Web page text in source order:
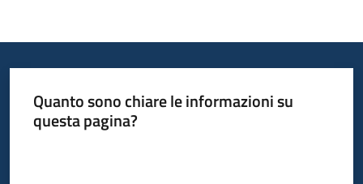
Quanto sono chiare le informazioni su
questa pagina?